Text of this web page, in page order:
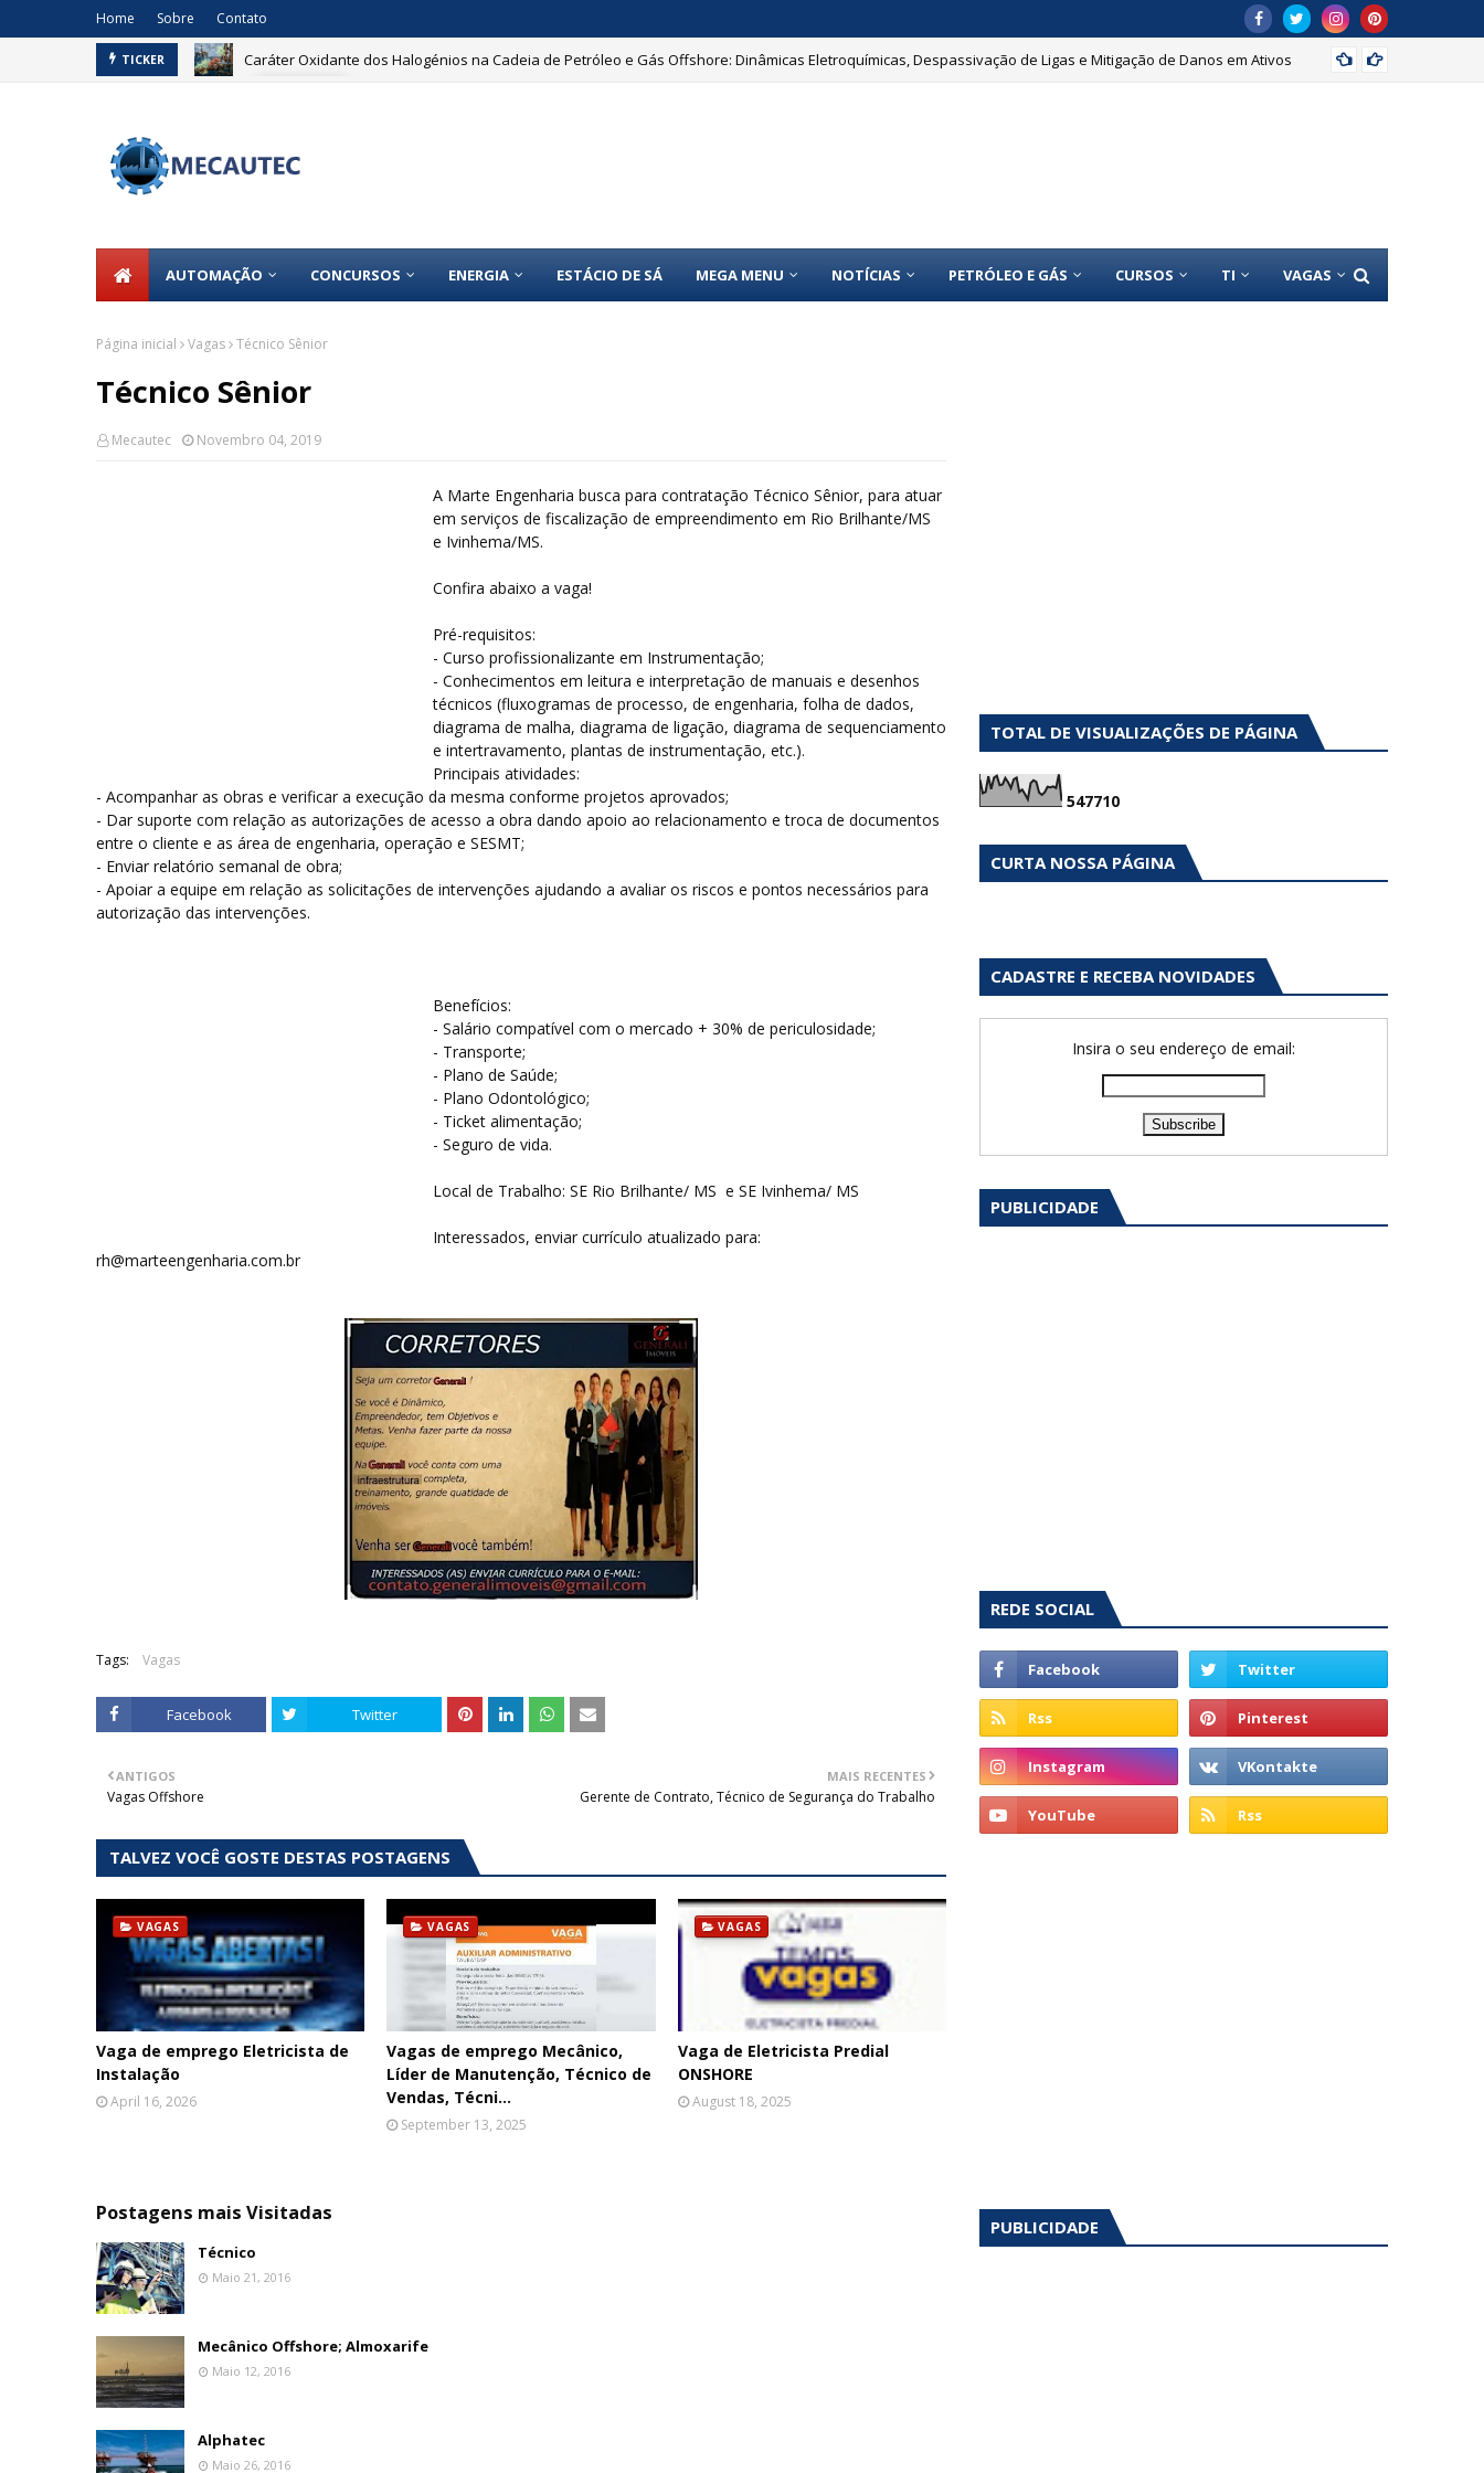
Home Sobre Contato
TICKER Caráter Oxidante dos Halogénios na Cadeia de Petróleo e Gás Offshore: Dinâmicas Eletroquímicas, Despassivação de Ligas e Mitigação de Danos em Ativos
AUTOMAÇÃO CONCURSOS ENERGIA ESTÁCIO DE SÁ MEGA MENU NOTÍCIAS PETRÓLEO E GÁS CURSOS TI VAGAS
Página inicial Vagas Técnico Sênior
Técnico Sênior
Mecautec Novembro 04, 2019
A Marte Engenharia busca para contratação Técnico Sênior, para atuar
em serviços de fiscalização de empreendimento em Rio Brilhante/MS
e Ivinhema/MS.
Confira abaixo a vaga!
Pré-requisitos:
- Curso profissionalizante em Instrumentação;
- Conhecimentos em leitura e interpretação de manuais e desenhos
técnicos (fluxogramas de processo, de engenharia, folha de dados,
diagrama de malha, diagrama de ligação, diagrama de sequenciamento
e intertravamento, plantas de instrumentação, etc.).
Principais atividades:
- Acompanhar as obras e verificar a execução da mesma conforme projetos aprovados;
- Dar suporte com relação as autorizações de acesso a obra dando apoio ao relacionamento e troca de documentos
entre o cliente e as área de engenharia, operação e SESMT;
- Enviar relatório semanal de obra;
- Apoiar a equipe em relação as solicitações de intervenções ajudando a avaliar os riscos e pontos necessários para
autorização das intervenções.
Benefícios:
- Salário compatível com o mercado + 30% de periculosidade;
- Transporte;
- Plano de Saúde;
- Plano Odontológico;
- Ticket alimentação;
- Seguro de vida.
Local de Trabalho: SE Rio Brilhante/ MS e SE Ivinhema/ MS
Interessados, enviar currículo atualizado para:
rh@marteengenharia.com.br
Tags: Vagas
Facebook Twitter
MAIS RECENTES
Gerente de Contrato, Técnico de Segurança do Trabalho
ANTIGOS
Vagas Offshore
TALVEZ VOCÊ GOSTE DESTAS POSTAGENS
VAGAS
Vaga de emprego Eletricista de
Instalação
April 16, 2026
VAGAS
Vagas de emprego Mecânico,
Líder de Manutenção, Técnico de
Vendas, Técni...
September 13, 2025
VAGAS
Vaga de Eletricista Predial
ONSHORE
August 18, 2025
Postagens mais Visitadas
Técnico
Maio 21, 2016
Mecânico Offshore; Almoxarife
Maio 12, 2016
Alphatec
Maio 26, 2016
TOTAL DE VISUALIZAÇÕES DE PÁGINA
547710
CURTA NOSSA PÁGINA
CADASTRE E RECEBA NOVIDADES
Insira o seu endereço de email:
PUBLICIDADE
REDE SOCIAL
PUBLICIDADE